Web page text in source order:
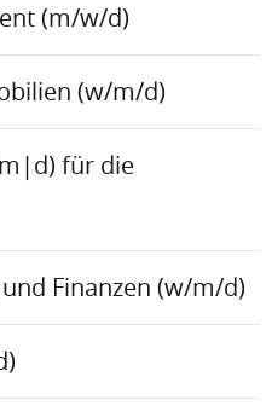
(m/w/d)
(w/m/d)
für die
Finanzen (w/m/d)